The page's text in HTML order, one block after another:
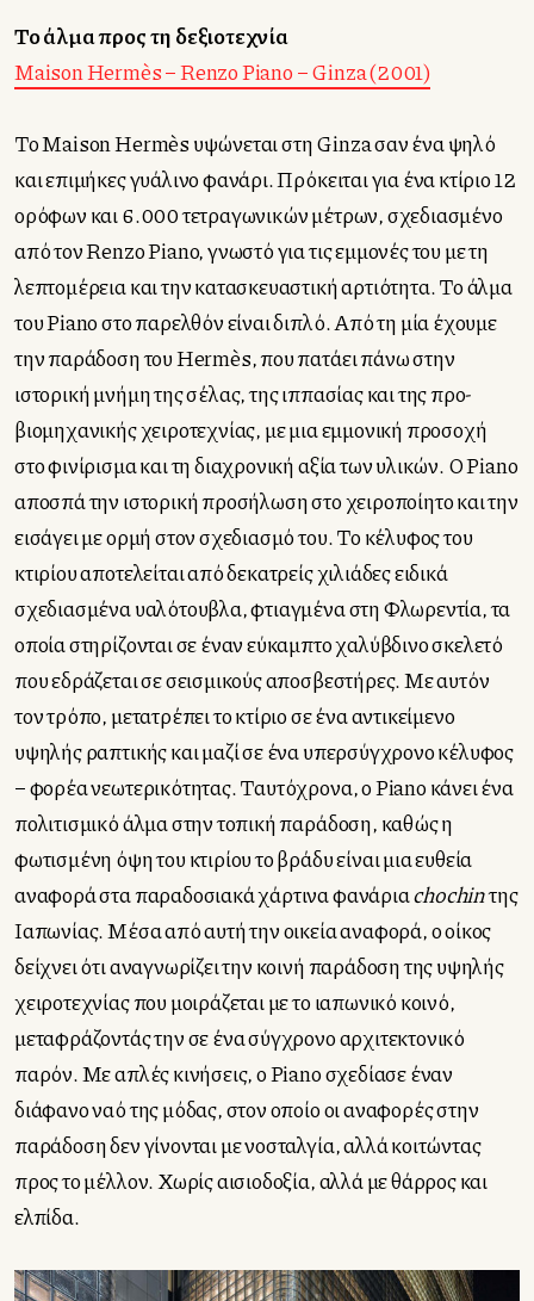
Το άλμα προς τη δεξιοτεχνία
Maison Hermès – Renzo Piano – Ginza (2001)
Το Maison Hermès υψώνεται στη Ginza σαν ένα ψηλό
και επιμήκες γυάλινο φανάρι. Πρόκειται για ένα κτίριο 12
ορόφων και 6.000 τετραγωνικών μέτρων, σχεδιασμένο
από τον Renzo Piano, γνωστό για τις εμμονές του με τη
λεπτομέρεια και την κατασκευαστική αρτιότητα. Το άλμα
του Piano στο παρελθόν είναι διπλό. Από τη μία έχουμε
την παράδοση του Hermès, που πατάει πάνω στην
ιστορική μνήμη της σέλας, της ιππασίας και της προ-
βιομηχανικής χειροτεχνίας, με μια εμμονική προσοχή
στο φινίρισμα και τη διαχρονική αξία των υλικών. Ο Piano
αποσπά την ιστορική προσήλωση στο χειροποίητο και την
εισάγει με ορμή στον σχεδιασμό του. Το κέλυφος του
κτιρίου αποτελείται από δεκατρείς χιλιάδες ειδικά
σχεδιασμένα υαλότουβλα, φτιαγμένα στη Φλωρεντία, τα
οποία στηρίζονται σε έναν εύκαμπτο χαλύβδινο σκελετό
που εδράζεται σε σεισμικούς αποσβεστήρες. Με αυτόν
τον τρόπο, μετατρέπει το κτίριο σε ένα αντικείμενο
υψηλής ραπτικής και μαζί σε ένα υπερσύγχρονο κέλυφος
– φορέα νεωτερικότητας. Ταυτόχρονα, ο Piano κάνει ένα
πολιτισμικό άλμα στην τοπική παράδοση, καθώς η
φωτισμένη όψη του κτιρίου το βράδυ είναι μια ευθεία
αναφορά στα παραδοσιακά χάρτινα φανάριαchochinτης
Ιαπωνίας. Μέσα από αυτή την οικεία αναφορά, ο οίκος
δείχνει ότι αναγνωρίζει την κοινή παράδοση της υψηλής
χειροτεχνίας που μοιράζεται με το ιαπωνικό κοινό,
μεταφράζοντάς την σε ένα σύγχρονο αρχιτεκτονικό
παρόν. Με απλές κινήσεις, ο Piano σχεδίασε έναν
διάφανο ναό της μόδας, στον οποίο οι αναφορές στην
παράδοση δεν γίνονται με νοσταλγία, αλλά κοιτώντας
προς το μέλλον. Χωρίς αισιοδοξία, αλλά με θάρρος και
ελπίδα.